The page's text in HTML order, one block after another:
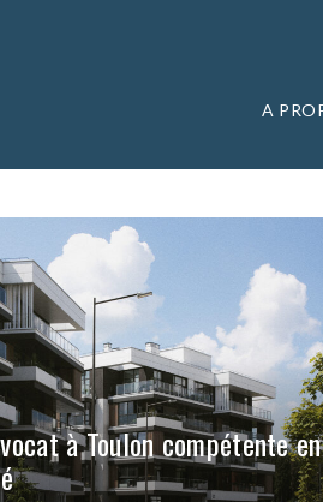
A
à Toulon compétente en